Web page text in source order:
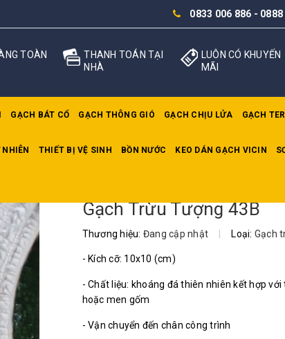
0833 006 886 - 0888
TOÀN
THANH TOÁN TẠI
NHÀ
LUÔN CÓ KHUYẾN
MÃI
GẠCH BÁT CỔ GẠCH THÔNG GIÓ GẠCH CHỊU LỬA GẠCH
THIẾT BỊ VỆ SINH BỒN NƯỚC KEO DÁN GẠCH VICIN
Gạch Trừu Tượng 43B
Thương hiệu: Đang cập nhật Loại: Gạch
- Kích cỡ: 10x10 (cm)
- Chất liệu: khoáng đá thiên nhiên kết hợp với
hoặc men gốm
- Vận chuyển đến chân công trình